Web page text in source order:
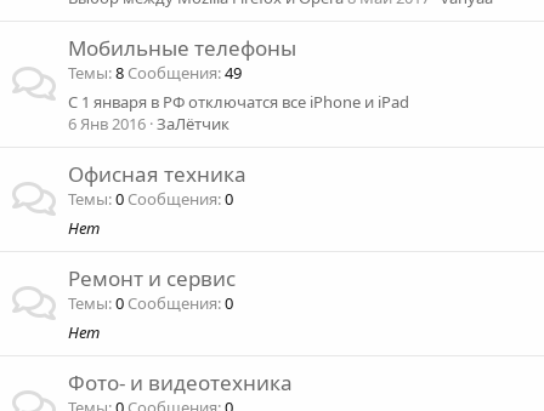
Мобильные телефоны
Темы 8 Сообщения 49
C 1 января в РФ отключатся все iPhone и iPad
6 Янв 2016 ЗаЛётчик
Офисная техника
Темы 0 Сообщения 0
Нет
Ремонт и сервис
Темы 0 Сообщения 0
Нет
Фото- и видеотехника